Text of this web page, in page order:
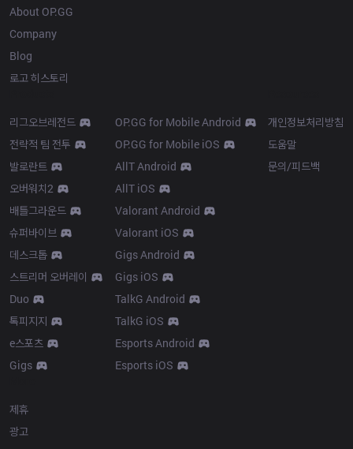
About OP.GG
Company
Blog
로고 히스토리
리그오브레전드
전략적 팀 전투
발로란트
오버워치2
배틀그라운드
슈퍼바이브
데스크톱
스트리머 오버레이
Duo
톡피지지
e스포츠
Gigs
OP.GG for Mobile Android
OP.GG for Mobile iOS
AllT Android
AllT iOS
Valorant Android
Valorant iOS
Gigs Android
Gigs iOS
TalkG Android
TalkG iOS
Esports Android
Esports iOS
개인정보처리방침
도움말
문의/피드백
제휴
광고